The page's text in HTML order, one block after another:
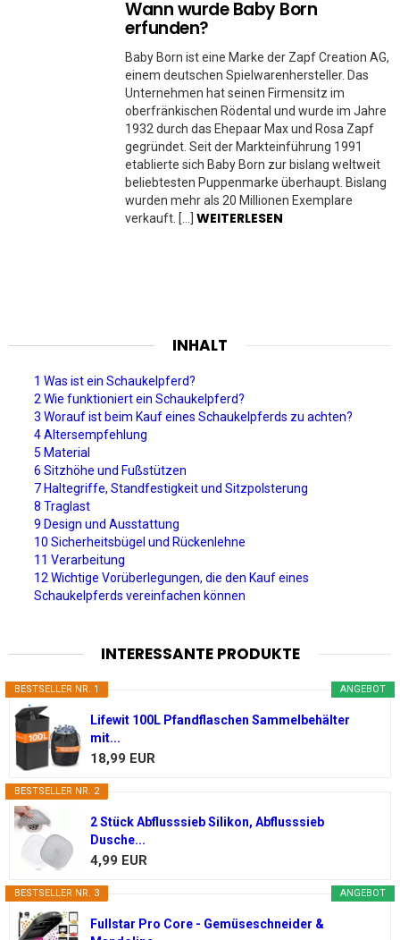
Wann wurde Baby Born
erfunden?
Baby Born ist eine Marke der Zapf Creation AG,
einem deutschen Spielwarenhersteller. Das
Unternehmen hat seinen Firmensitz im
oberfränkischen Rödental und wurde im Jahre
1932 durch das Ehepaar Max und Rosa Zapf
gegründet. Seit der Markteinführung 1991
etablierte sich Baby Born zur bislang weltweit
beliebtesten Puppenmarke überhaupt. Bislang
wurden mehr als 20 Millionen Exemplare
verkauft. […] WEITERLESEN
INHALT
1 Was ist ein Schaukelpferd?
2 Wie funktioniert ein Schaukelpferd?
3 Worauf ist beim Kauf eines Schaukelpferds zu achten?
4 Altersempfehlung
5 Material
6 Sitzhöhe und Fußstützen
7 Haltegriffe, Standfestigkeit und Sitzpolsterung
8 Traglast
9 Design und Ausstattung
10 Sicherheitsbügel und Rückenlehne
11 Verarbeitung
12 Wichtige Vorüberlegungen, die den Kauf eines
Schaukelpferds vereinfachen können
INTERESSANTE PRODUKTE
ANGEBOT
BESTSELLER NR. 1
Lifewit 100L Pfandflaschen Sammelbehälter
mit...
18,99 EUR
BESTSELLER NR. 2
2 Stück Abflusssieb Silikon, Abflusssieb
Dusche...
4,99 EUR
ANGEBOT
BESTSELLER NR. 3
Fullstar Pro Core - Gemüseschneider &